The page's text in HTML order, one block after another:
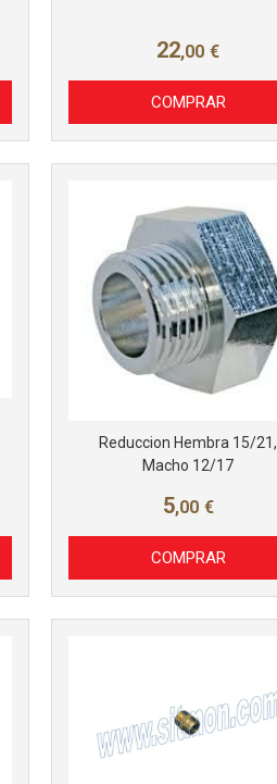
22,00 €
COMPRAR
Reduccion Hembra 15/21,
Macho 12/17
5,00 €
COMPRAR